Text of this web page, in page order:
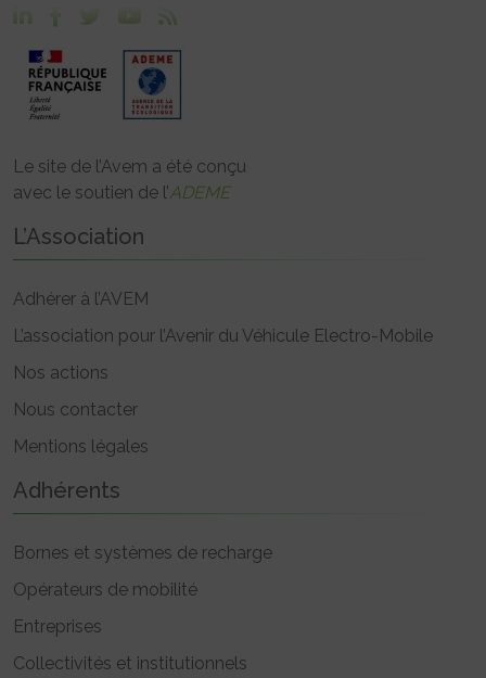
Le site de l’Avem a été conçu
avec le soutien de l’ADEME
L’Association
Adhérer à l’AVEM
L’association pour l’Avenir du Véhicule Electro-Mobile
Nos actions
Nous contacter
Mentions légales
Adhérents
Bornes et systèmes de recharge
Opérateurs de mobilité
Entreprises
Collectivités et institutionnels